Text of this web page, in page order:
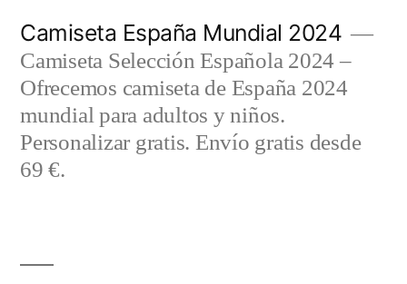
contenido
Camiseta España Mundial 2024
Camiseta Selección Española 2024 –
Ofrecemos camiseta de España 2024
mundial para adultos y niños.
Personalizar gratis. Envío gratis desde
69 €.